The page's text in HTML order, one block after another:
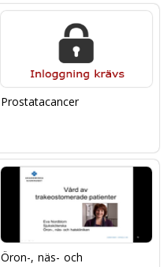
Prostatacancer
Öron-, näs- och